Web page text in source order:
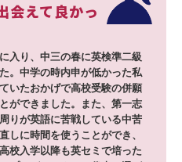
会えて良かっ
入り、中三の春に英検準二級
。中学の時内申が低かった私
いたおかげで高校受験の併願
ができました。また、第一志
りが英語に苦戦している中苦
しに時間を使うことができ、
校入学以降も英セミで培った